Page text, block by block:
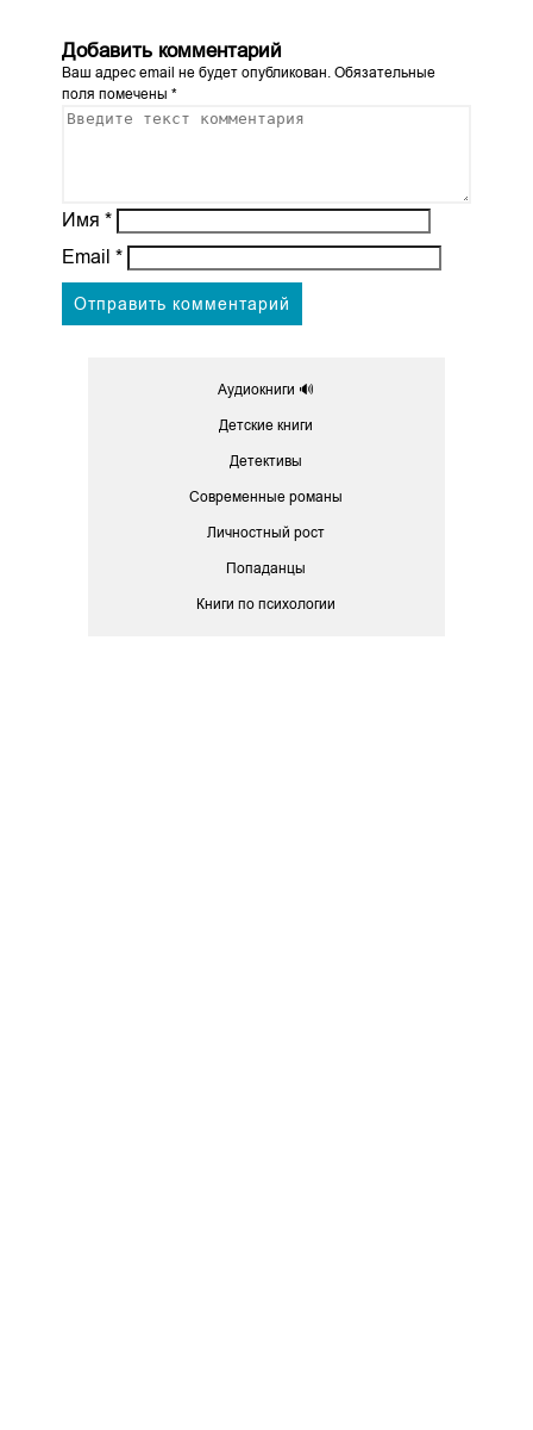
Добавить комментарий
Ваш адрес email не будет опубликован.Обязательные
поля помечены *
Имя *
Email *
Аудиокниги 🔊
Детские книги
Детективы
Современные романы
Личностный рост
Попаданцы
Книги по психологии